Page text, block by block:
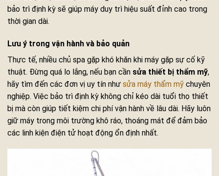
bảo trì định kỳ sẽ giúp máy duy trì hiệu suất đỉnh cao trong
thời gian dài.
Lưu ý trong vận hành và bảo quản
Thực tế, nhiều chủ spa gặp khó khăn khi máy gặp sự cố kỹ
thuật. Đừng quá lo lắng, nếu bạn cần sửa thiết bị thẩm mỹ,
hãy tìm đến các đơn vị uy tín như sửa máy thẩm mỹ chuyên
nghiệp. Việc bảo trì định kỳ không chỉ kéo dài tuổi thọ thiết
bị mà còn giúp tiết kiệm chi phí vận hành về lâu dài. Hãy luôn
giữ máy trong môi trường khô ráo, thoáng mát để đảm bảo
các linh kiện điện tử hoạt động ổn định nhất.